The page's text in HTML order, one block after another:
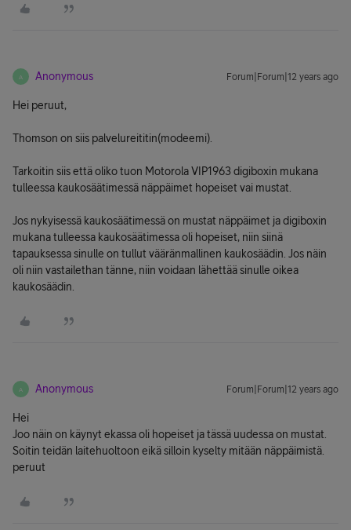
A Anonymous Forum|Forum|12 years ago
Hei peruut,
Thomson on siis palvelureititin(modeemi).
Tarkoitin siis että oliko tuon Motorola VIP1963 digiboxin mukana
tulleessa kaukosäätimessä näppäimet hopeiset vai mustat.
Jos nykyisessä kaukosäätimessä on mustat näppäimet ja digiboxin
mukana tulleessa kaukosäätimessa oli hopeiset, niin siinä
tapauksessa sinulle on tullut vääränmallinen kaukosäädin. Jos näin
oli niin vastailethan tänne, niin voidaan lähettää sinulle oikea
kaukosäädin.
A Anonymous Forum|Forum|12 years ago
Hei
Joo näin on käynyt ekassa oli hopeiset ja tässä uudessa on mustat.
Soitin teidän laitehuoltoon eikä silloin kyselty mitään näppäimistä.
peruut